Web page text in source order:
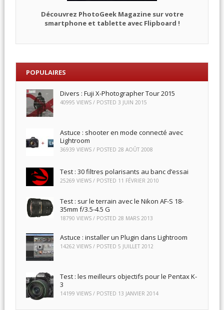
Découvrez PhotoGeek Magazine sur votre
smartphone et tablette avec Flipboard !
POPULAIRES
Divers : Fuji X-Photographer Tour 2015
40995 VIEWS / POSTED 3 JUIN 2015
Astuce : shooter en mode connecté avec
Lightroom
36939 VIEWS / POSTED 28 AOÛT 2008
Test : 30 filtres polarisants au banc d’essai
25269 VIEWS / POSTED 11 FÉVRIER 2010
Test : sur le terrain avec le Nikon AF-S 18-
35mm f/3.5-4.5 G
18790 VIEWS / POSTED 28 MARS 2013
Astuce : installer un Plugin dans Lightroom
14262 VIEWS / POSTED 5 JUILLET 2012
Test : les meilleurs objectifs pour le Pentax K-
3
14199 VIEWS / POSTED 13 JANVIER 2014